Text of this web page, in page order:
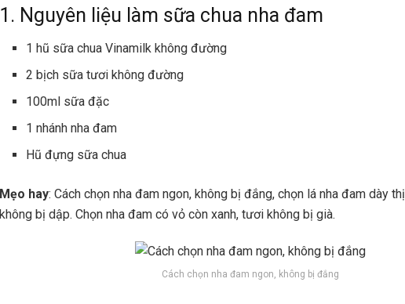
1. Nguyên liệu làm sữa chua nha đam
1 hũ sữa chua Vinamilk không đường
2 bịch sữa tươi không đường
100ml sữa đặc
1 nhánh nha đam
Hũ đựng sữa chua
Mẹo hay: Cách chọn nha đam ngon, không bị đắng, chọn lá nha đam dày
không bị dập. Chọn nha đam có vỏ còn xanh, tươi không bị già.
Cách chọn nha đam ngon, không bị đắng